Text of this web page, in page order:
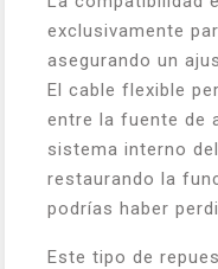
exclusivamente
asegurando un
El cable flexible
entre la fuente de
sistema interno
restaurando la
podrías haber
Este tipo de